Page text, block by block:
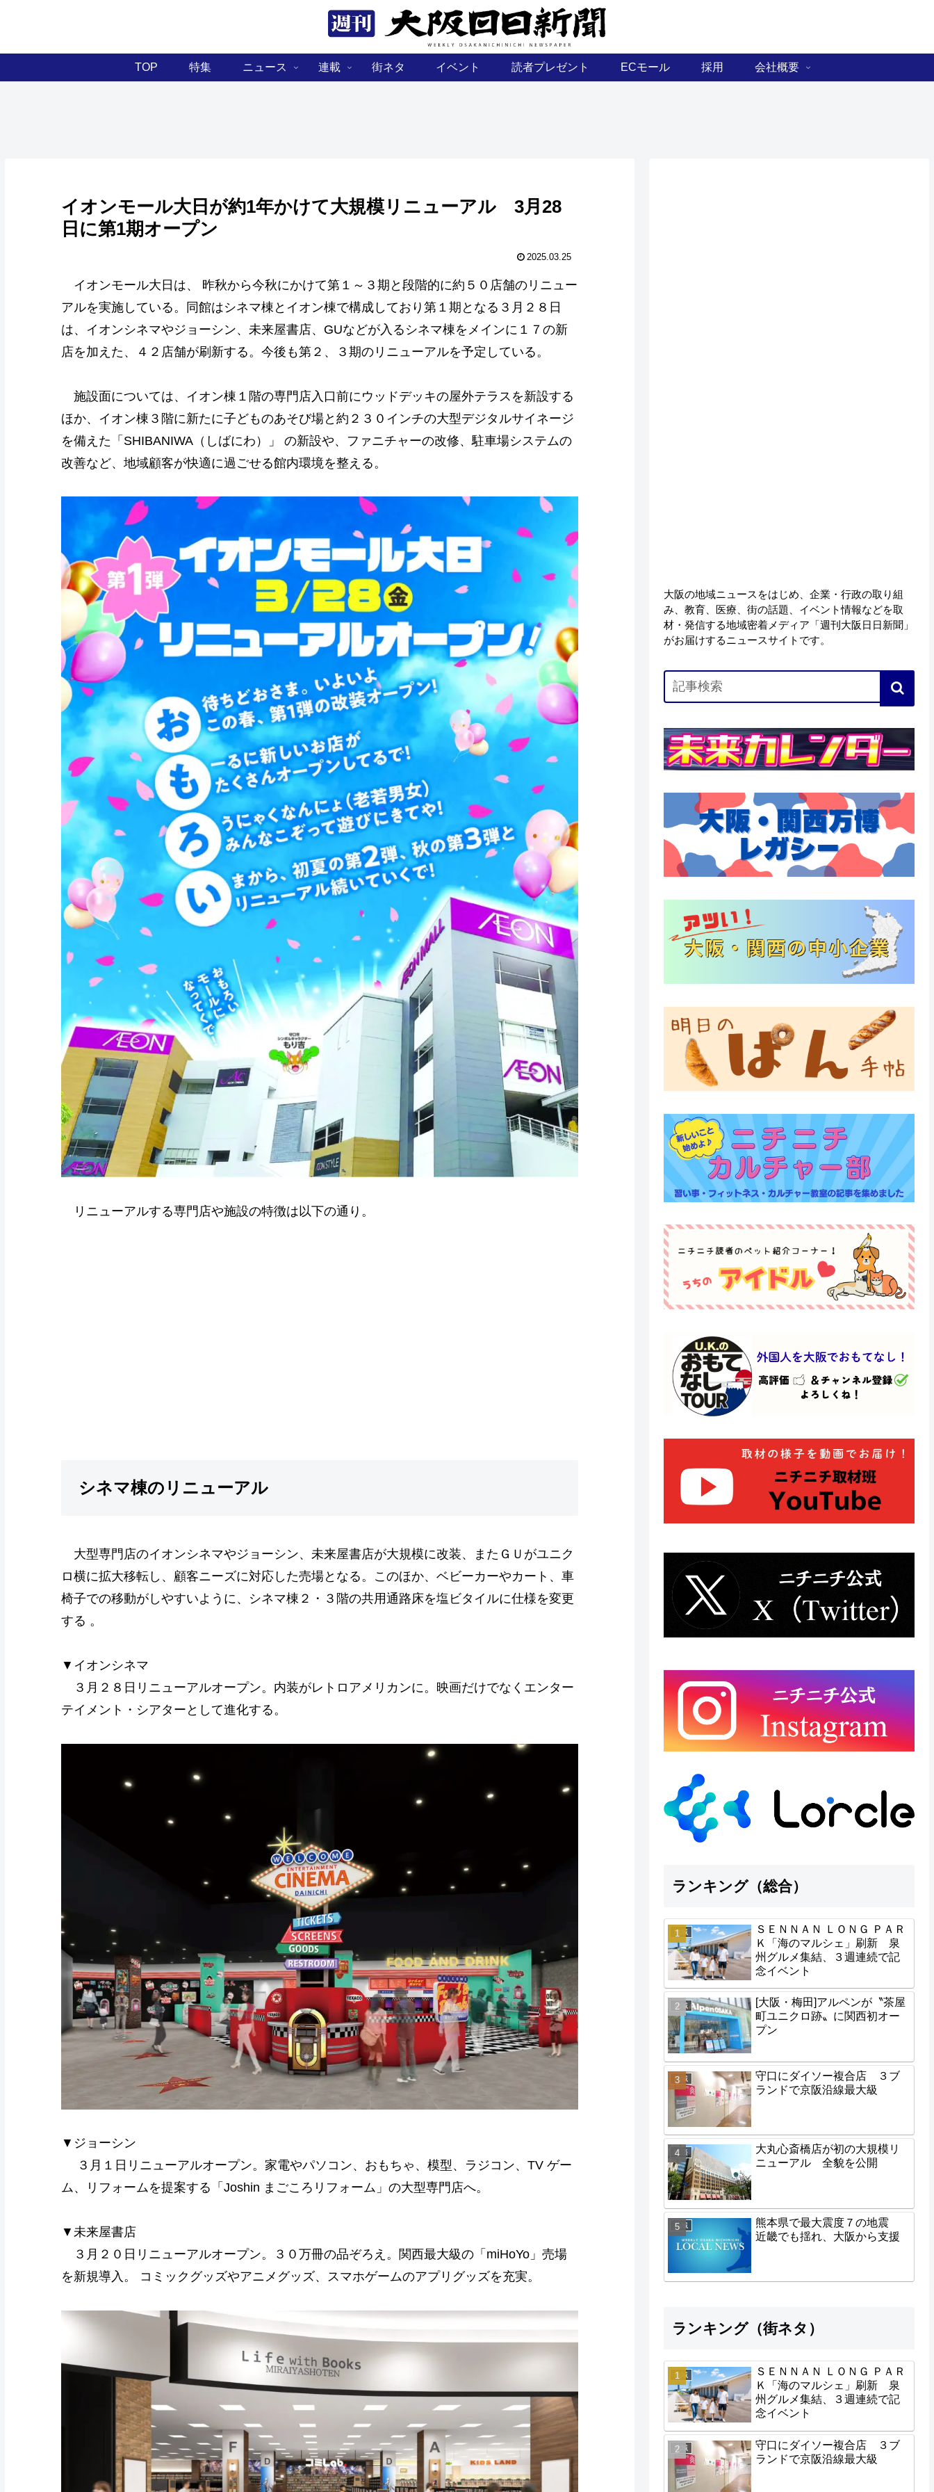
TOP 特集 ニュース 連載 街ネタ イベント 読者プレゼント ECモール 採用 会社概要
イオンモール大日が約1年かけて大規模リニューアル 3月28
日に第1期オープン
2025.03.25
イオンモール大日は、 昨秋から今秋にかけて第１～３期と段階的に約５０店舗のリニュー
アルを実施している。同館はシネマ棟とイオン棟で構成しており第１期となる３月２８日
は、イオンシネマやジョーシン、未来屋書店、GUなどが入るシネマ棟をメインに１７の新
店を加えた、４２店舗が刷新する。今後も第２、３期のリニューアルを予定している。
施設面については、イオン棟１階の専門店入口前にウッドデッキの屋外テラスを新設する
ほか、イオン棟３階に新たに子どものあそび場と約２３０インチの大型デジタルサイネージ
を備えた「SHIBANIWA（しばにわ）」 の新設や、ファニチャーの改修、駐車場システムの
改善など、地域顧客が快適に過ごせる館内環境を整える。
リニューアルする専門店や施設の特徴は以下の通り。
シネマ棟のリニューアル
大型専門店のイオンシネマやジョーシン、未来屋書店が大規模に改装、またＧＵがユニク
ロ横に拡大移転し、顧客ニーズに対応した売場となる。このほか、ベビーカーやカート、車
椅子での移動がしやすいように、シネマ棟２・３階の共用通路床を塩ビタイルに仕様を変更
する 。
▼イオンシネマ
３月２８日リニューアルオープン。内装がレトロアメリカンに。映画だけでなくエンター
テイメント・シアターとして進化する。
▼ジョーシン
３月１日リニューアルオープン。家電やパソコン、おもちゃ、模型、ラジコン、TV ゲー
ム、リフォームを提案する「Joshin まごころリフォーム」の大型専門店へ。
▼未来屋書店
３月２０日リニューアルオープン。３０万冊の品ぞろえ。関西最大級の「miHoYo」売場
を新規導入。 コミックグッズやアニメグッズ、スマホゲームのアプリグッズを充実。
大阪の地域ニュースをはじめ、企業・行政の取り組
み、教育、医療、街の話題、イベント情報などを取
材・発信する地域密着メディア「週刊大阪日日新聞」
がお届けするニュースサイトです。
ランキング（総合）
地域
ＳＥＮＮＡＮ ＬＯＮＧ ＰＡＲ
Ｋ「海のマルシェ」刷新 泉
州グルメ集結、３週連続で記
念イベント
地域
[大阪・梅田]アルペンが〝茶屋
町ユニクロ跡〟に関西初オー
プン
地域
守口にダイソー複合店 ３ブ
ランドで京阪沿線最大級
経済
大丸心斎橋店が初の大規模リ
ニューアル 全貌を公開
地域
熊本県で最大震度７の地震
近畿でも揺れ、大阪から支援
ランキング（街ネタ）
地域
ＳＥＮＮＡＮ ＬＯＮＧ ＰＡＲ
Ｋ「海のマルシェ」刷新 泉
州グルメ集結、３週連続で記
念イベント
地域
守口にダイソー複合店 ３ブ
ランドで京阪沿線最大級